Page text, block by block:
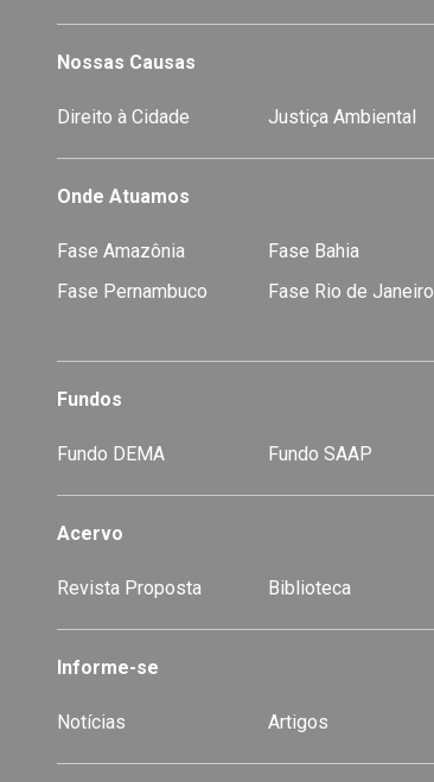
Nossas Causas
Direito à Cidade Justiça Ambiental
Onde Atuamos
Fase Amazônia Fase Bahia
Fase Pernambuco
Fase Rio de Janeiro
Fundos
Fundo DEMA Fundo SAAP
Acervo
Revista Proposta Biblioteca
Informe-se
Notícias Artigos